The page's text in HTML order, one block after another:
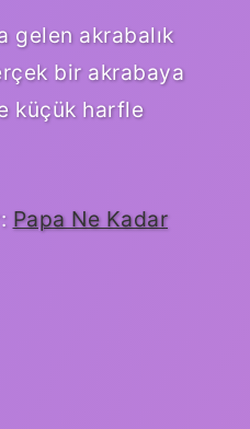
gelen akrabalık
bir akrabaya
küçük harfle
Papa Ne Kadar